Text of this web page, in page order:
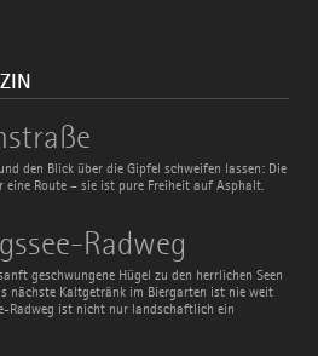
den Blick über die Gipfel schweifen lassen: Die
Route – sie ist pure Freiheit auf Asphalt.
Radweg
geschwungene Hügel zu den herrlichen Seen
nächste Kaltgetränk im Biergarten ist nie weit
Radweg ist nicht nur landschaftlich ein